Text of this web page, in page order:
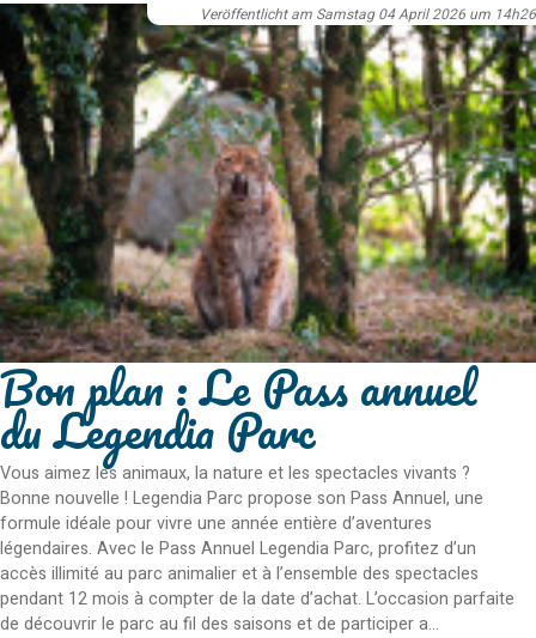
Bon plan : Le Pass annuel
du Legendia Parc
Vous aimez les animaux, la nature et les spectacles vivants ?
Bonne nouvelle ! Legendia Parc propose son Pass Annuel, une
formule idéale pour vivre une année entière d’aventures
légendaires. Avec le Pass Annuel Legendia Parc, profitez d’un
accès illimité au parc animalier et à l’ensemble des spectacles
pendant 12 mois à compter de la date d’achat. L’occasion parfaite
de découvrir le parc au fil des saisons et de participer a...
Veröffentlicht am Samstag 04 April 2026 um 14h26